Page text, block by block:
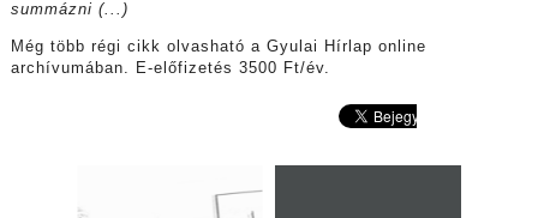
summázni (...)
Még több régi cikk olvasható a Gyulai Hírlap online
archívumában. E-előfizetés 3500 Ft/év.